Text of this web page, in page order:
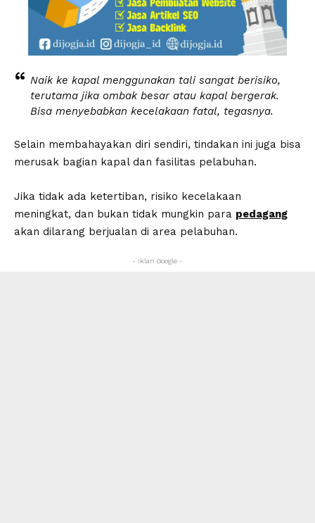
Naik ke kapal menggunakan tali sangat berisiko,
terutama jika ombak besar atau kapal bergerak.
Bisa menyebabkan kecelakaan fatal, tegasnya.
Selain membahayakan diri sendiri, tindakan ini juga bisa
merusak bagian kapal dan fasilitas pelabuhan.
Jika tidak ada ketertiban, risiko kecelakaan
meningkat, dan bukan tidak mungkin para pedagang
akan dilarang berjualan di area pelabuhan.
- Iklan Google -